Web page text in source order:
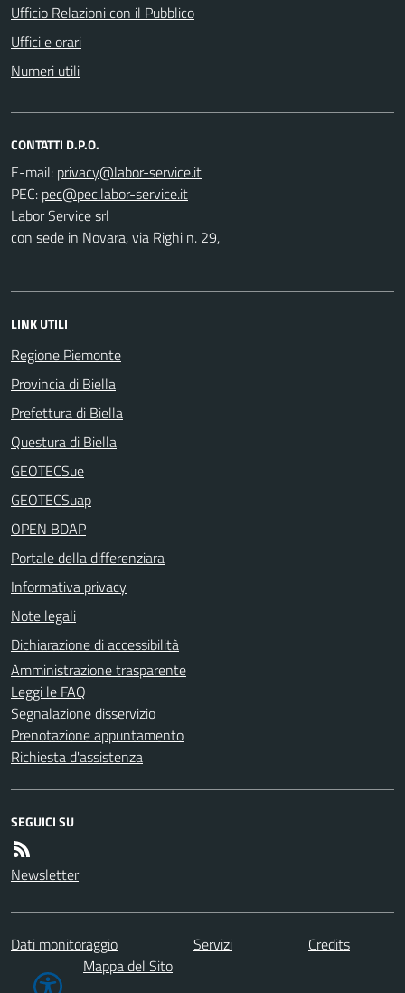
Ufficio Relazioni con il Pubblico
Uffici e orari
Numeri utili
CONTATTI D.P.O.
E-mail:
PEC:
Labor Service srl
con sede in Novara, via Righi n. 29,
LINK UTILI
Regione Piemonte
Provincia di Biella
Prefettura di Biella
Questura di Biella
GEOTECSue
GEOTECSuap
OPEN BDAP
Portale della differenziara
Informativa privacy
Note legali
Dichiarazione di accessibilità
Amministrazione trasparente
Leggi le FAQ
Segnalazione disservizio
Prenotazione appuntamento
Richiesta d'assistenza
SEGUICI SU
Newsletter
Dati monitoraggio Servizi
Credits
Mappa del Sito